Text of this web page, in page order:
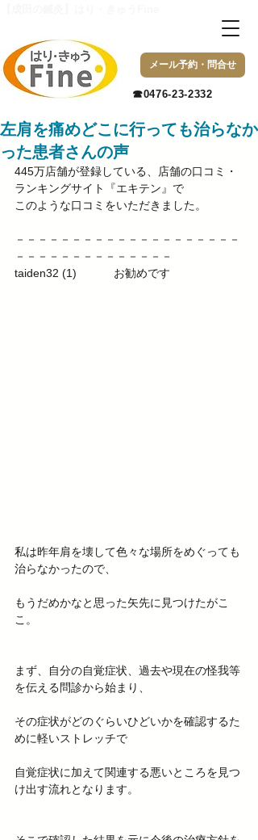
メール予約・問合せ
​☎0476-23-2332
左肩を痛めどこに行っても治らなか
った患者さんの声
445万店舗が登録している、店舗の口コミ・
ランキングサイト『エキテン』で
このような口コミをいただきました。
－－－－－－－－－－－－－－－－－－－－
－－－－－－－－－－－－－－
taiden32 (1) 　　　お勧めです
私は昨年肩を壊して色々な場所をめぐっても
治らなかったので、
もうだめかなと思った矢先に見つけたがこ
こ。
まず、自分の自覚症状、過去や現在の怪我等
を伝える問診から始まり、
その症状がどのぐらいひどいかを確認するた
めに軽いストレッチで
自覚症状に加えて関連する悪いところを見つ
け出す流れとなります。